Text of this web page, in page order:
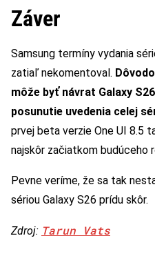
Záver
Samsung termíny vydania
zatiaľ nekomentoval.
môže byť návrat Galaxy
posunutie uvedenia celej
prvej beta verzie One UI 8.5
najskôr začiatkom budúceho
Pevne veríme, že sa tak
sériou Galaxy S26 prídu skôr.
Zdroj: Tarun Vats